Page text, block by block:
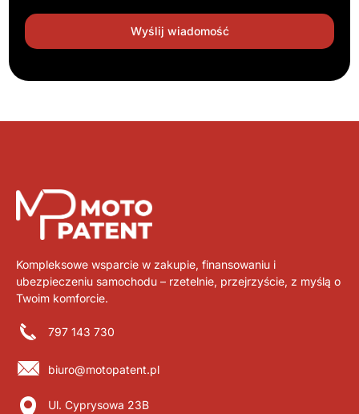
Kompleksowe wsparcie w zakupie, finansowaniu i
ubezpieczeniu samochodu – rzetelnie, przejrzyście, z myślą o
Twoim komforcie.
797 143 730
biuro@motopatent.pl
Ul. Cyprysowa 23B